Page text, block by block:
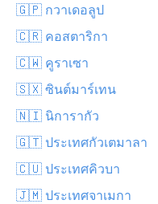
🇬🇵 กวาเดอลูป
🇨🇷 คอสตาริกา
🇨🇼 คูราเซา
🇸🇽 ซินต์มาร์เทน
🇳🇮 นิการากัว
🇬🇹 ประเทศกัวเตมาลา
🇨🇺 ประเทศคิวบา
🇯🇲 ประเทศจาเมกา